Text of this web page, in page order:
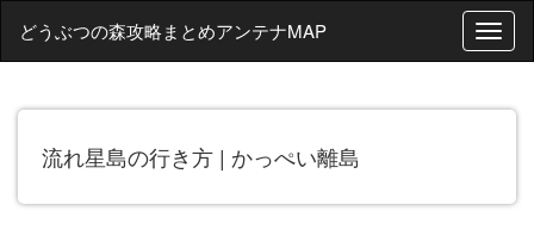
T
o
g
a
どうぶつの森攻略まとめアンテナMAP
流れ星島の行き方 | かっぺい離島